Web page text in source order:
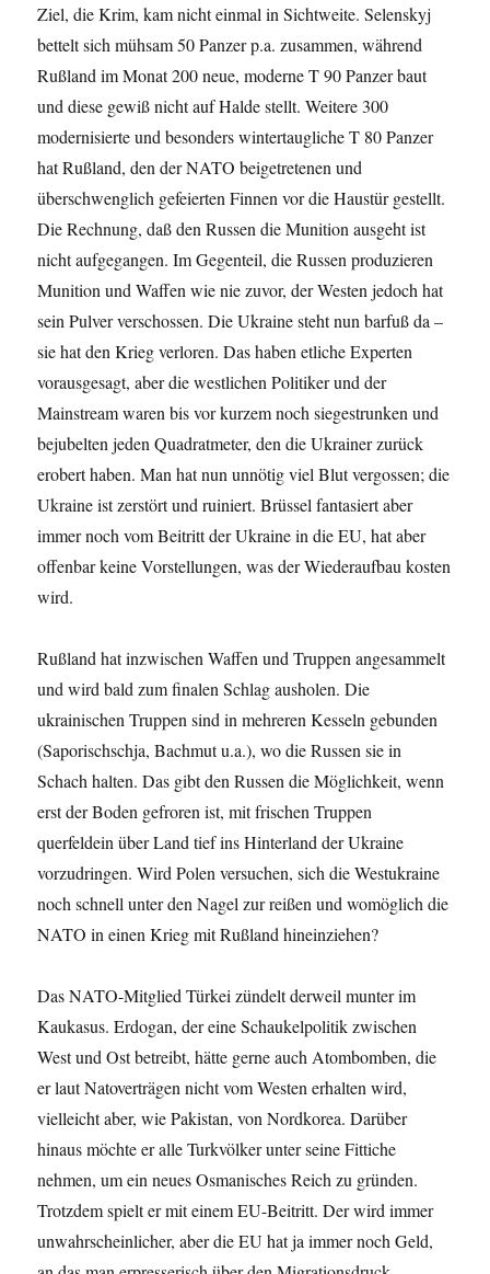
Ziel, die Krim, kam nicht einmal in Sichtweite. Selenskyj
bettelt sich mühsam 50 Panzer p.a. zusammen, während
Rußland im Monat 200 neue, moderne T 90 Panzer baut
und diese gewiß nicht auf Halde stellt. Weitere 300
modernisierte und besonders wintertaugliche T 80 Panzer
hat Rußland, den der NATO beigetretenen und
überschwenglich gefeierten Finnen vor die Haustür gestellt.
Die Rechnung, daß den Russen die Munition ausgeht ist
nicht aufgegangen. Im Gegenteil, die Russen produzieren
Munition und Waffen wie nie zuvor, der Westen jedoch hat
sein Pulver verschossen. Die Ukraine steht nun barfuß da –
sie hat den Krieg verloren. Das haben etliche Experten
vorausgesagt, aber die westlichen Politiker und der
Mainstream waren bis vor kurzem noch siegestrunken und
bejubelten jeden Quadratmeter, den die Ukrainer zurück
erobert haben. Man hat nun unnötig viel Blut vergossen; die
Ukraine ist zerstört und ruiniert. Brüssel fantasiert aber
immer noch vom Beitritt der Ukraine in die EU, hat aber
offenbar keine Vorstellungen, was der Wiederaufbau kosten
wird.
Rußland hat inzwischen Waffen und Truppen angesammelt
und wird bald zum finalen Schlag ausholen. Die
ukrainischen Truppen sind in mehreren Kesseln gebunden
(Saporischschja, Bachmut u.a.), wo die Russen sie in
Schach halten. Das gibt den Russen die Möglichkeit, wenn
erst der Boden gefroren ist, mit frischen Truppen
querfeldein über Land tief ins Hinterland der Ukraine
vorzudringen. Wird Polen versuchen, sich die Westukraine
noch schnell unter den Nagel zur reißen und womöglich die
NATO in einen Krieg mit Rußland hineinziehen?
Das NATO-Mitglied Türkei zündelt derweil munter im
Kaukasus. Erdogan, der eine Schaukelpolitik zwischen
West und Ost betreibt, hätte gerne auch Atombomben, die
er laut Natoverträgen nicht vom Westen erhalten wird,
vielleicht aber, wie Pakistan, von Nordkorea. Darüber
hinaus möchte er alle Turkvölker unter seine Fittiche
nehmen, um ein neues Osmanisches Reich zu gründen.
Trotzdem spielt er mit einem EU-Beitritt. Der wird immer
unwahrscheinlicher, aber die EU hat ja immer noch Geld,